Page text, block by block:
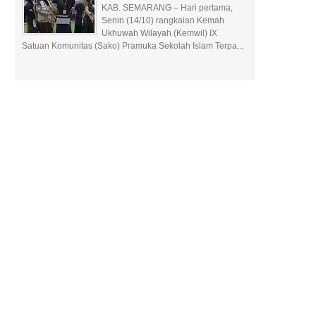
KAB. SEMARANG – Hari pertama,
Senin (14/10) rangkaian Kemah
Ukhuwah Wilayah (Kemwil) IX
Satuan Komunitas (Sako) Pramuka Sekolah Islam Terpa...